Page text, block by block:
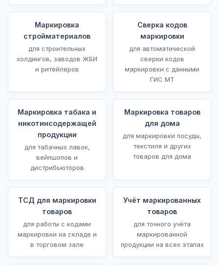
Маркировка
стройматериалов
для строительных
холдингов, заводов ЖБИ
и ритейлеров
Сверка кодов
маркировки
для автоматической
сверки кодов
маркировки с данными
ГИС МТ
Маркировка табака и
никотинсодержащей
продукции
для табачных лавок,
вейпшопов и
дистрибьюторов
Маркировка товаров
для дома
для маркировки посуды,
текстиля и других
товаров для дома
ТСД для маркировки
товаров
для работы с кодами
маркировки на складе и
в торговом зале
Учёт маркированных
товаров
для точного учёта
маркированной
продукции на всех этапах